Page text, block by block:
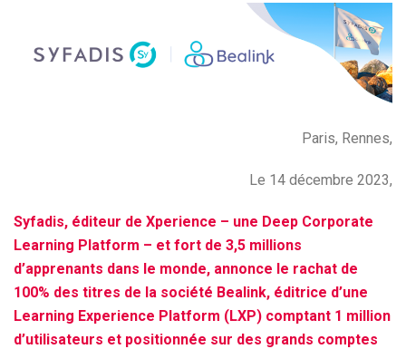
Paris, Rennes,
Le 14 décembre 2023,
Syfadis, éditeur de Xperience – une Deep Corporate
Learning Platform – et fort de 3,5 millions
d’apprenants dans le monde, annonce le rachat de
100% des titres de la société Bealink, éditrice d’une
Learning Experience Platform (LXP) comptant 1 million
d’utilisateurs et positionnée sur des grands comptes